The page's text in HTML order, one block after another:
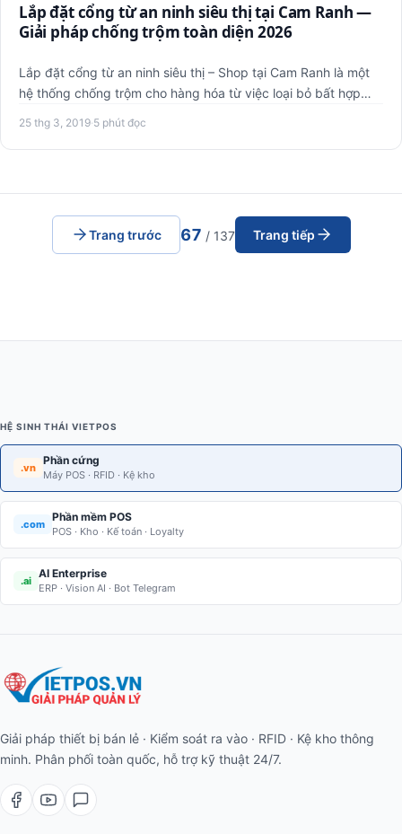
Lắp đặt cổng từ an ninh siêu thị tại Cam Ranh —
Giải pháp chống trộm toàn diện 2026
Lắp đặt cổng từ an ninh siêu thị – Shop tại Cam Ranh là một
hệ thống chống trộm cho hàng hóa từ việc loại bỏ bất hợp
25 thg 3, 2019·5 phút đọc
Trang trước 67 / 137 Trang tiếp
HỆ SINH THÁI VIETPOS
.vn
Phần cứng
Máy POS · RFID · Kệ kho
.com
Phần mềm POS
POS · Kho · Kế toán · Loyalty
.ai
AI Enterprise
ERP · Vision AI · Bot Telegram
Giải pháp thiết bị bán lẻ · Kiểm soát ra vào · RFID · Kệ kho thông
minh. Phân phối toàn quốc, hỗ trợ kỹ thuật 24/7.